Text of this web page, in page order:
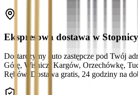
Ekspresowa dostawa w Stopnicy
Dostarczymy auto zastępcze pod Twój
Górę, Wiśnicz, Kargów, Orzechówkę,
Rębów. Dostawa gratis, 24 godziny na